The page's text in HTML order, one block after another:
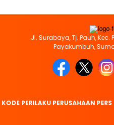
Jl. Surabaya, Tj. Pauh,
Payakumbuh,
KODE PERILAKU PERUSAHAAN PERS